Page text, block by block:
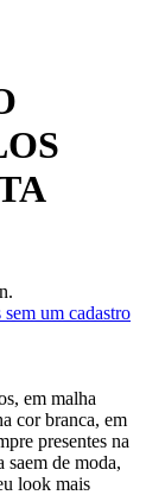
um cadastro
em malha
cor branca, em
presentes na
saem de moda,
look mais